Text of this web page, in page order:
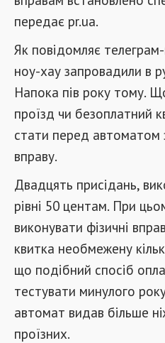
передає pr.ua.
Як повідомляє
ноу-хау запровадили в
Напока пів року тому.
проїзд чи безоплатний
стати перед автоматом
вправу.
Двадцять присідань,
рівні 50 центам. При
виконувати фізичні
квитка необмежену
що подібний спосіб
тестувати минулого
автомат видав більше
проїзних.